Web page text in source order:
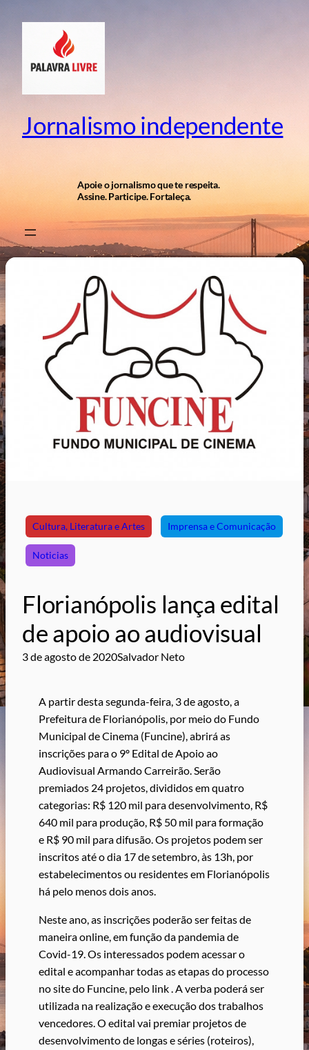
conteúdo
Jornalismo independente
Apoie o jornalismo que te respeita.
Assine. Participe. Fortaleça.
Cultura, Literatura e Artes Imprensa e Comunicação
Noticias
Florianópolis lança edital
de apoio ao audiovisual
3 de agosto de 2020Salvador Neto
A partir desta segunda-feira, 3 de agosto, a
Prefeitura de Florianópolis, por meio do Fundo
Municipal de Cinema (Funcine), abrirá as
inscrições para o 9º Edital de Apoio ao
Audiovisual Armando Carreirão. Serão
premiados 24 projetos, divididos em quatro
categorias: R$ 120 mil para desenvolvimento, R$
640 mil para produção, R$ 50 mil para formação
e R$ 90 mil para difusão. Os projetos podem ser
inscritos até o dia 17 de setembro, às 13h, por
estabelecimentos ou residentes em Florianópolis
há pelo menos dois anos.
Neste ano, as inscrições poderão ser feitas de
maneira online, em função da pandemia de
Covid-19. Os interessados podem acessar o
edital e acompanhar todas as etapas do processo
no site do Funcine, pelo link . A verba poderá ser
utilizada na realização e execução dos trabalhos
vencedores. O edital vai premiar projetos de
desenvolvimento de longas e séries (roteiros),